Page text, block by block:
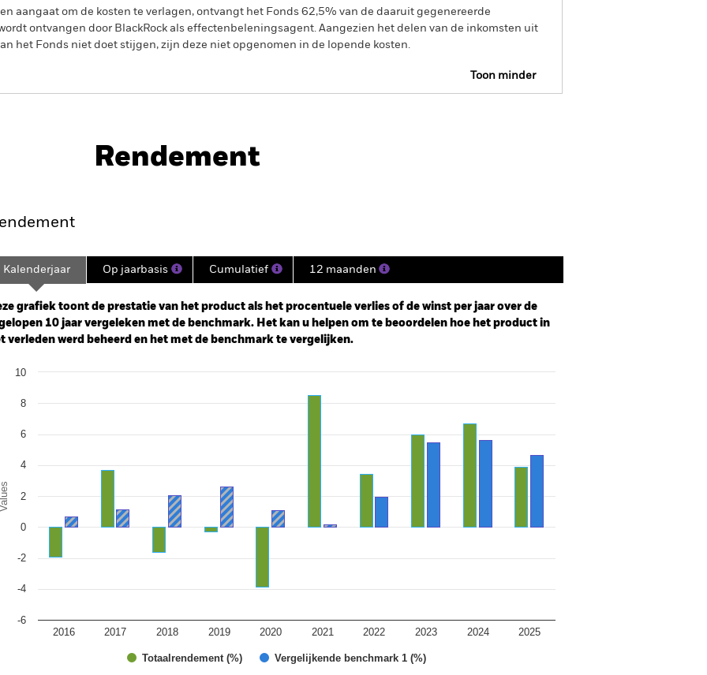
aangaat om de kosten te verlagen, ontvangt het Fonds 62,5% van de daaruit gegenereerde
ontvangen door BlackRock als effectenbeleningsagent. Aangezien het delen van de inkomsten uit
het Fonds niet doet stijgen, zijn deze niet opgenomen in de lopende kosten.
Toon minder
Rendement
2012-01-01 00:00:00 to 2026-07-31 00:00:00.
0 to 75.
Kalenderjaar Op jaarbasis Cumulatief 12 maanden
grafiek toont de prestatie van het product als het procentuele verlies of de winst per jaar over de
10 jaar vergeleken met de benchmark. Het kan u helpen om te beoordelen hoe het product in
verleden werd beheerd en het met de benchmark te vergelijken.
chart with 2 data series.
chart has 1 Y axis displaying Values. Range: -6 to 10.
Values
Totaalrendement (%) Vergelijkende benchmark 1 (%)
2016 2017 2018 2019 2020 2021 2022 2023 2024 2025
-6
-4
-2
0
2
4
6
8
10